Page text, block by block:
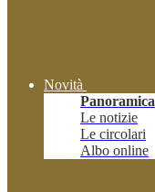
Novità
Panoramica
Le notizie
Le circolari
Albo online